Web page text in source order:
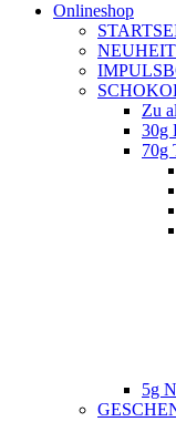
Onlineshop
Zu
30g
70g
5g